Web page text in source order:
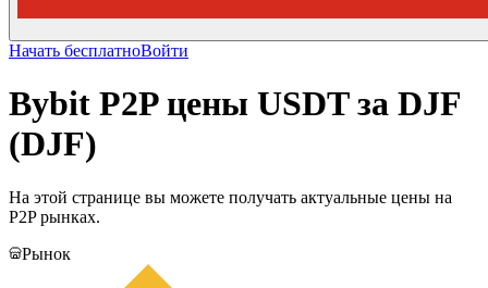
Начать бесплатноВойти
Bybit P2P цены USDT за DJF
(DJF)
На этой странице вы можете получать актуальные цены на
P2P рынках.
Рынок